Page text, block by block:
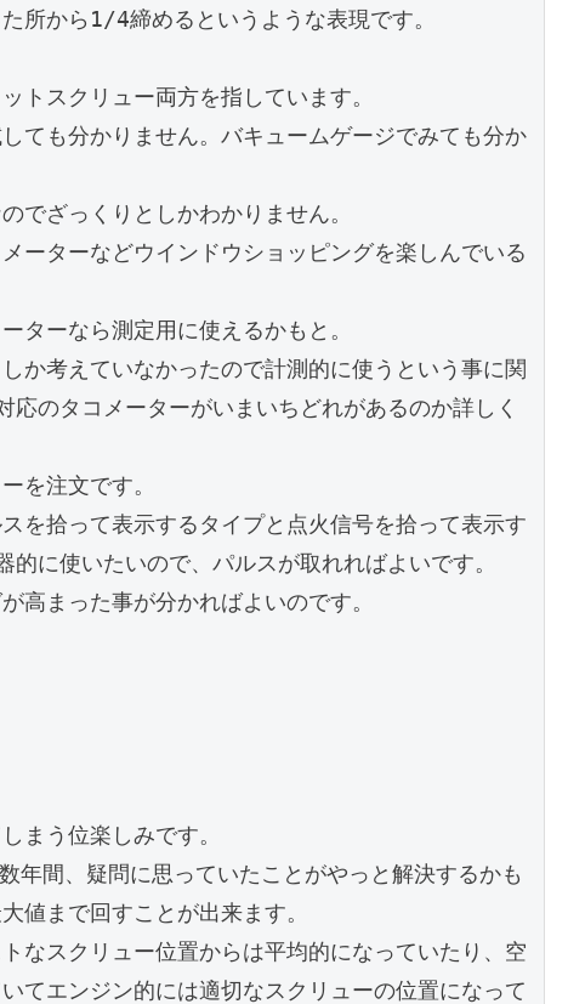
所から1/4締めるというような表現です。
トスクリュー両方を指しています。
ても分かりません。バキュームゲージでみても分か
でざっくりとしかわかりません。
ーターなどウインドウショッピングを楽しんでいる
ターなら測定用に使えるかもと。
か考えていなかったので計測的に使うという事に関
のタコメーターがいまいちどれがあるのか詳しく
を注文です。
を拾って表示するタイプと点火信号を拾って表示す
に使いたいので、パルスが取れればよいです。
高まった事が分かればよいのです。
まう位楽しみです。
年間、疑問に思っていたことがやっと解決するかも
値まで回すことが出来ます。
なスクリュー位置からは平均的になっていたり、空
てエンジン的には適切なスクリューの位置になって